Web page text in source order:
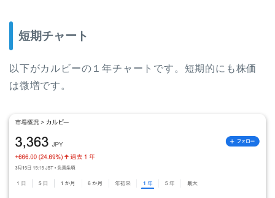
短期チャート
以下がカルビーの１年チャートです。短期的にも株価
は微増です。